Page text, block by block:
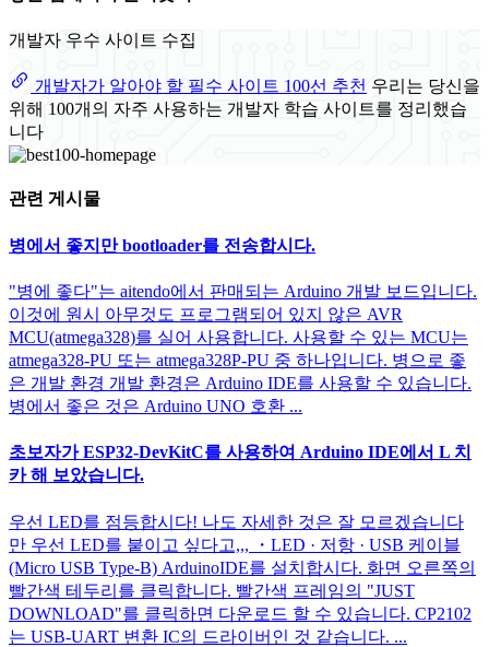
개발자 우수 사이트 수집
개발자가 알아야 할 필수 사이트 100선 추천 우리는 당신을
위해 100개의 자주 사용하는 개발자 학습 사이트를 정리했습
니다
관련 게시물
병에서 좋지만 bootloader를 전송합시다.
"병에 좋다"는 aitendo에서 판매되는 Arduino 개발 보드입니다.
이것에 원시 아무것도 프로그램되어 있지 않은 AVR
MCU(atmega328)를 실어 사용합니다. 사용할 수 있는 MCU는
atmega328-PU 또는 atmega328P-PU 중 하나입니다. 병으로 좋
은 개발 환경 개발 환경은 Arduino IDE를 사용할 수 있습니다.
병에서 좋은 것은 Arduino UNO 호환 ...
초보자가 ESP32-DevKitC를 사용하여 Arduino IDE에서 L 치
카 해 보았습니다.
우선 LED를 점등합시다! 나도 자세한 것은 잘 모르겠습니다
만 우선 LED를 붙이고 싶다고,,, ・LED · 저항 · USB 케이블
(Micro USB Type-B) ArduinoIDE를 설치합시다. 화면 오른쪽의
빨간색 테두리를 클릭합니다. 빨간색 프레임의 "JUST
DOWNLOAD"를 클릭하면 다운로드 할 수 있습니다. CP2102
는 USB-UART 변환 IC의 드라이버인 것 같습니다. ...